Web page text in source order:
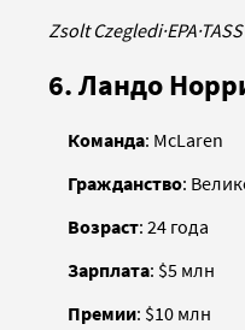
Zsolt Czegledi·EPA·TASS
6. Ландо
Команда: McLaren
Гражданство:
Возраст: 24 года
Зарплата: $5 млн
Премии: $10 млн